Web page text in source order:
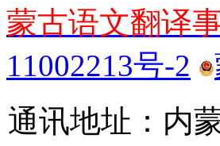
蒙古语文翻译
11002213号-2
通讯地址：内